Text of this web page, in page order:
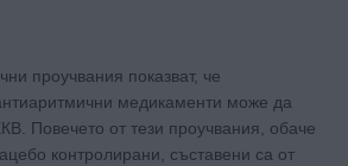
проучвания показват, че
медикаменти може да
Повечето от тези проучвания, обаче
контролирани, съставени са от